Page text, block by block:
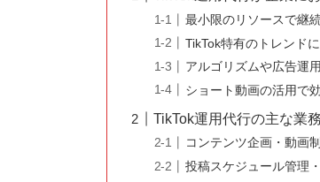
最小限のリソースで継
TikTok特有のトレンド
アルゴリズムや広告運
ショート動画の活用で
TikTok運用代行の主な業
コンテンツ企画・動画
投稿スケジュール管理